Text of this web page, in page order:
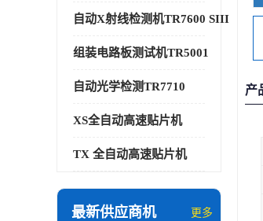
自动X射线检测机TR7600 SIII
组装电路板测试机TR5001
自动光学检测TR7710
XS全自动高速贴片机
TX 全自动高速贴片机
最新供应商机 更多
产